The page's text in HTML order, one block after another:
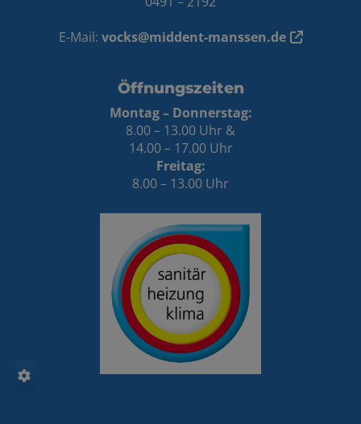
E-Mail: vocks@middent-manssen.de
Öffnungszeiten
Montag – Donnerstag:
8.00 – 13.00 Uhr &
14.00 – 17.00 Uhr
Freitag:
8.00 – 13.00 Uhr